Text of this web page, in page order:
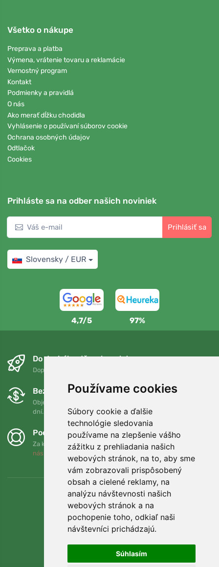
Používame cookies
Súbory cookie a ďalšie
technológie sledovania
používame na zlepšenie vášho
zážitku z prehliadania našich
webových stránok, na to, aby sme
vám zobrazovali prispôsobený
obsah a cielené reklamy, na
analýzu návštevnosti našich
webových stránok a na
pochopenie toho, odkiaľ naši
návštevníci prichádzajú.
Súhlasím
Všetko o nákupe
Preprava a platba
Výmena, vrátenie tovaru a reklamácie
Vernostný program
Kontakt
Podmienky a pravidlá
O nás
Ako merať dĺžku chodidla
Vyhlásenie o používaní súborov cookie
Ochrana osobných údajov
Odtlačok
Cookies
Prihláste sa na odber našich noviniek
Prihlásiť sa
Slovensky / EUR
4,7/5 97%
Do druhého dňa a bezplatne
Doprava zadarmo pri objednávkach nad 75 EUR
Bezplatná výmena a vrátenie tovaru
Objednávku môžete kedykoľvek vrátiť alebo vymeniť do 90
dní.
Podporujeme Trees.org
Za každú objednávku zasadíme strom! Prečítajte si viac
nás